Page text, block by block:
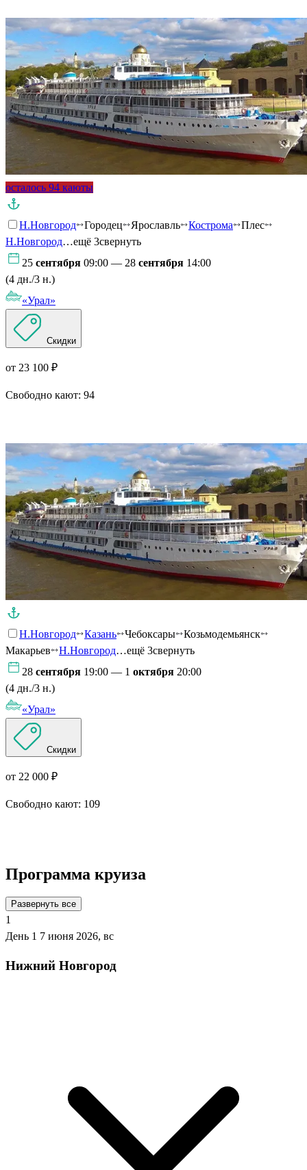
осталось 94 каюты
Н.Новгород Городец Ярославль Кострома
Плес
Н.Новгород…ещё 3свернуть
25 сентября 09:00 — 28 сентября 14:00
(4 дн./3 н.)
«Урал»
Скидки
от 23 100 ₽
Свободно кают: 94
Н.Новгород Казань Чебоксары
Козьмодемьянск
Макарьев
Н.Новгород…ещё 3свернуть
28 сентября 19:00 — 1 октября 20:00
(4 дн./3 н.)
«Урал»
Скидки
от 22 000 ₽
Свободно кают: 109
Программа круиза
Развернуть все
1
День 1 7 июня 2026, вс
Нижний Новгород